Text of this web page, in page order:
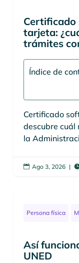
Certificado
tarjeta:
trámites
Índice de
Certificado
descubre cuál
la
 Ago 3, 2026 |
Persona física
Así
UNED